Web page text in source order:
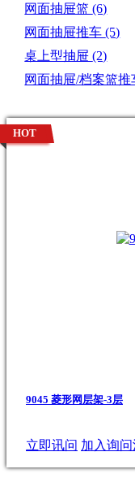
网面抽屉篮(6)
网面抽屉推车(5)
桌上型抽屉(2)
网面抽屉/档案篮
9045 菱形网层架-3层
立即讯问 加入询
HOT